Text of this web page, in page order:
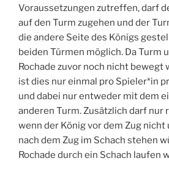
Voraussetzungen zutreffen, darf
auf den Turm zugehen und der
die andere Seite des Königs
beiden Türmen möglich. Da Turm
Rochade zuvor noch nicht bewegt
ist dies nur einmal pro Spieler*in
und dabei nur entweder mit dem
anderen Turm. Zusätzlich darf nur
wenn der König vor dem Zug nicht
nach dem Zug im Schach stehen
Rochade durch ein Schach laufen